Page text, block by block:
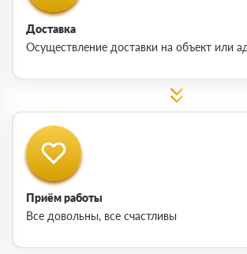
Доставка
Осуществление доставки на объект или
Приём работы
Все довольны, все счастливы